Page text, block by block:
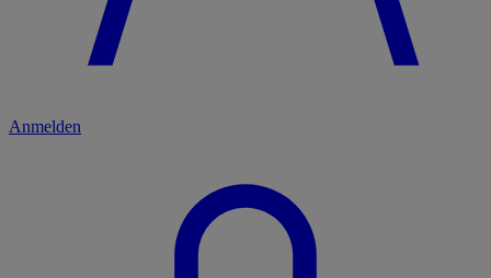
Anmelden